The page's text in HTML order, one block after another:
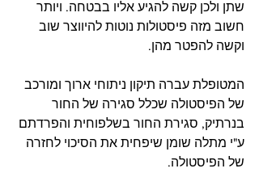
שתן ולכן קשה להגיע אליו בבטחה. ויותר
חשוב מזה פיסטולות נוטות להיווצר שוב
וקשה להפטר מהן.
המטופלת עברה תיקון ניתוחי ארוך ומורכב
של הפיסטולה שכלל סגירה של החור
בנרתיק, סגירת החור בשלפוחית והפרדתם
ע"י מתלה שומן שיפחית את הסיכוי לחזרה
של הפיסטולה.